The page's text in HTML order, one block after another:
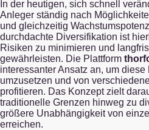
In der heutigen, sich schnell
Anleger ständig nach
und gleichzeitig
durchdachte Diversifikation ist
Risiken zu minimieren und
gewährleisten. Die Plattform
interessanter Ansatz an, um
umzusetzen und von
profitieren. Das Konzept zielt
traditionelle Grenzen hinweg zu
größere Unabhängigkeit von
erreichen.